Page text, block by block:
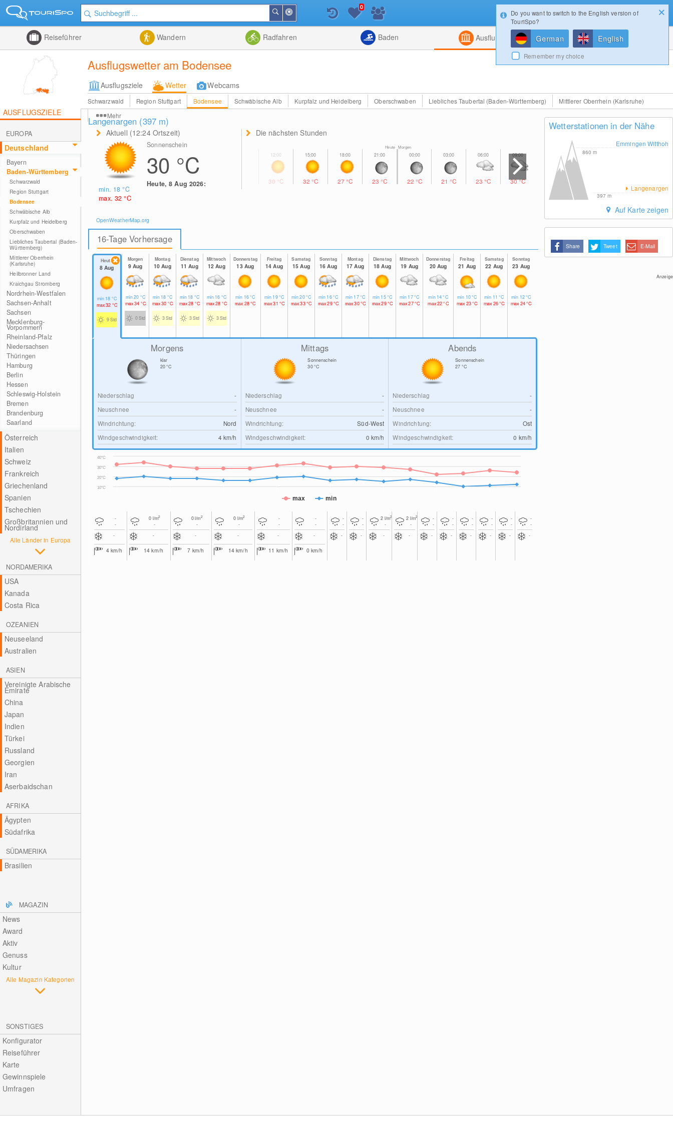
der
Suchen
Listenansicht
Kombiniert
0
Reiseführer Wandern Radfahren Baden Ausflugsziele Magazin
Ausflugswetter am Bodensee
Ausflugsziele Wetter Webcams
Schwarzwald Region Stuttgart Bodensee Schwäbische Alb Kurpfalz und Heidelberg Oberschwaben Liebliches Taubertal (Baden-Württemberg)
Mittlerer Oberrhein (Karlsruhe)
Mehr
AUSFLUGSZIELE
EUROPA
Deutschland
Bayern
Baden-Württemberg
Schwarzwald
Region Stuttgart
Bodensee
Schwäbische Alb
Kurpfalz und Heidelberg
Oberschwaben
Liebliches Taubertal (Baden-
Württemberg)
Mittlerer Oberrhein
(Karlsruhe)
Heilbronner Land
Kraichgau Stromberg
Nordrhein-Westfalen
Sachsen-Anhalt
Sachsen
Mecklenburg-
Vorpommern
Rheinland-Pfalz
Niedersachsen
Thüringen
Hamburg
Berlin
Hessen
Schleswig-Holstein
Bremen
Brandenburg
Saarland
Österreich
Italien
Schweiz
Frankreich
Griechenland
Spanien
Tschechien
Großbritannien und
Nordirland
Alle Länder in Europa
NORDAMERIKA
USA
Kanada
Costa Rica
OZEANIEN
Neuseeland
Australien
ASIEN
Vereinigte Arabische
Emirate
China
Japan
Indien
Türkei
Russland
Georgien
Iran
Aserbaidschan
AFRIKA
Ägypten
Südafrika
SÜDAMERIKA
Brasilien
MAGAZIN
News
Award
Aktiv
Genuss
Kultur
Alle Magazin Kategorien
SONSTIGES
Konfigurator
Reiseführer
Karte
Gewinnspiele
Umfragen
Langenargen (397 m)
Aktuell (12:24 Ortszeit)
min. 18°C
max. 32°C
Sonnenschein
30 °C
Heute, 8 Aug 2026:
OpenWeatherMap.org
Die nächsten Stunden
30 °C 32°C 27°C 23°C
Heute Morgen
22°C 21°C 23°C 30°C 34°C 31
16-Tage Vorhersage
Heute
8 Aug
min 18 °C
max32 °C
9 Std
Morgen
9 Aug
min20 °C
max34 °C
0 Std
Montag
10 Aug
min 18 °C
max30 °C
3 Std
Dienstag
11 Aug
min 18 °C
max28 °C
3 Std
Mittwoch
12 Aug
min 16 °C
max28 °C
3 Std
Donnerstag
13 Aug
min 16°C
max 28°C
Freitag
14 Aug
min 19°C
max31 °C
Samstag
15 Aug
min20°C
max33°C
Sonntag
16 Aug
min 16°C
max29°C
Montag
17 Aug
min 17°C
max30°C
Dienstag
18 Aug
min 15°C
max29°C
Mittwoch
19 Aug
min 17°C
max27°C
Donnerstag
20 Aug
min 14°C
max22°C
Freitag
21 Aug
min 10°C
max 23°C
Samstag
22 Aug
min 11°C
max 26°C
Sonntag
23 Aug
min 12°C
max 24°C
Morgens
klar
20°C
Niederschlag
-
Neuschnee
-
Windrichtung:
Nord
Windgeschwindigkeit:
4 km/h
Mittags
Sonnenschein
30°C
Niederschlag
-
Neuschnee
-
Windrichtung:
Süd-West
Windgeschwindigkeit:
0 km/h
Abends
Sonnenschein
27 °C
Niederschlag
-
Neuschnee
-
Windrichtung:
Ost
Windgeschwindigkeit:
0 km/h
max min
10°C
20°C
30°C
40°C
-
-
-
4 km/h
0 l/m2
-
-
14km/h
0l/m2
-
-
7 km/h
0 l/m2
-
-
14km/h
-
-
-
11 km/h
-
-
-
0 km/h
-
-
-
-
-
-
2 l/m2
-
-
2 l/m2
-
-
-
-
-
-
-
-
-
-
-
-
-
-
-
-
-
-
-
-
Wetterstationen in der Nähe
Emmingen Witthoh
860m
Langenargen
397m
Auf Karte zeigen
Share Tweet E-Mail
Anzeige
Login
Do you want to switch to the English version of
TouriSpo?
German English
Remember my choice
Konfigurator Gewinnspiele